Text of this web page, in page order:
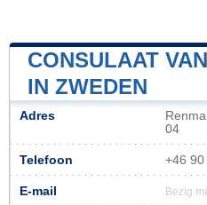
CONSULAAT
IN ZWEDEN
Adres
04
Telefoon +46
E-mail Bezig